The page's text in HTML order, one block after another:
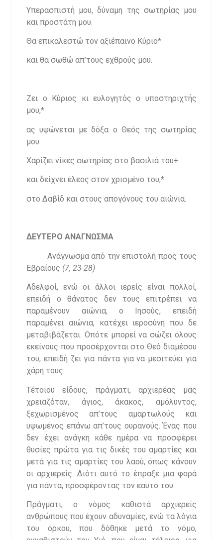
Υπερασπιστή μου, δύναμη της σωτηρίας μου
και προστάτη μου.
Θα επικαλεστώ τον αξιέπαινο Κύριο*
και θα σωθώ απ’τους εχθρούς μου.
Ζει ο Κύριος κι ευλογητός ο υποστηριχτής
μου,*
ας υψώνεται με δόξα ο Θεός της σωτηρίας
μου.
Χαρίζει νίκες σωτηρίας στο βασιλιά του+
και δείχνει έλεος στον χρισμένο του,*
στο Δαβίδ και στους απογόνους του αιώνια.
ΔΕΥΤΕΡΟ ΑΝΑΓΝΩΣΜΑ
Ανάγνωσμα από την επιστολή προς τους
Εβραίους (7, 23-28)
Αδελφοί, ενώ οι άλλοι ιερείς είναι πολλοί,
επειδή ο θάνατος δεν τους επιτρέπει να
παραμένουν αιώνια, ο Ιησούς, επειδή
παραμένει αιώνια, κατέχει ιεροσύνη που δε
μεταβιβάζεται. Οπότε μπορεί να σώζει όλους
εκείνους που προσέρχονται στο Θεό διαμέσου
του, επειδή ζει για πάντα για να μεσιτεύει για
χάρη τους.
Τέτοιου είδους, πράγματι, αρχιερέας μας
χρειαζόταν, άγιος, άκακος, αμόλυντος,
ξεχωρισμένος απ’τους αμαρτωλούς και
υψωμένος επάνω απ’τους ουρανούς. Ένας που
δεν έχει ανάγκη κάθε ημέρα να προσφέρει
θυσίες πρώτα για τις δικές του αμαρτίες και
μετά για τις αμαρτίες του λαού, όπως κάνουν
οι αρχιερείς. Διότι αυτό το έπραξε μια φορά
για πάντα, προσφέροντας τον εαυτό του.
Πράγματι, ο νόμος καθιστά αρχιερείς
ανθρώπους που έχουν αδυναμίες, ενώ τα λόγια
του όρκου, που δόθηκε μετά το νόμο,